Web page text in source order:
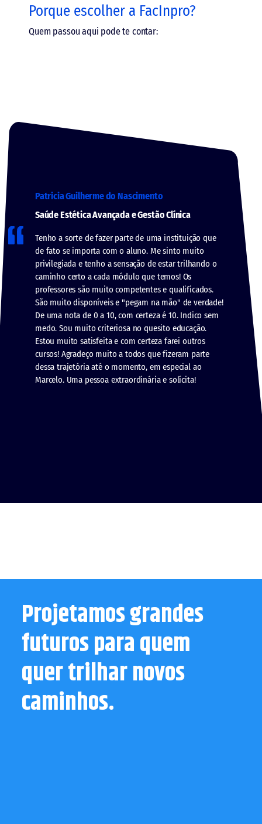
Porque escolher a FacInpro?
Quem passou aqui pode te contar:
Patricia Guilherme do Nascimento
Saúde Estética Avançada e Gestão Clínica
Tenho a sorte de fazer parte de uma instituição que
de fato se importa com o aluno. Me sinto muito
privilegiada e tenho a sensação de estar trilhando o
caminho certo a cada módulo que temos! Os
professores são muito competentes e qualificados.
São muito disponíveis e "pegam na mão" de verdade!
De uma nota de 0 a 10, com certeza é 10. Indico sem
medo. Sou muito criteriosa no quesito educação.
Estou muito satisfeita e com certeza farei outros
cursos! Agradeço muito a todos que fizeram parte
dessa trajetória até o momento, em especial ao
Marcelo. Uma pessoa extraordinária e solícita!
Projetamos grandes
futuros para quem
quer trilhar novos
caminhos.